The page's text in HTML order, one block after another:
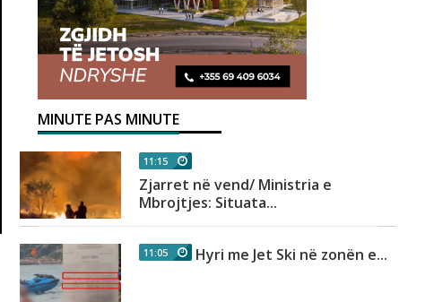
MINUTE PAS MINUTE
11:15
Zjarret në vend/ Ministria e
Mbrojtjes: Situata...
11:05 Hyri me Jet Ski në zonën e...